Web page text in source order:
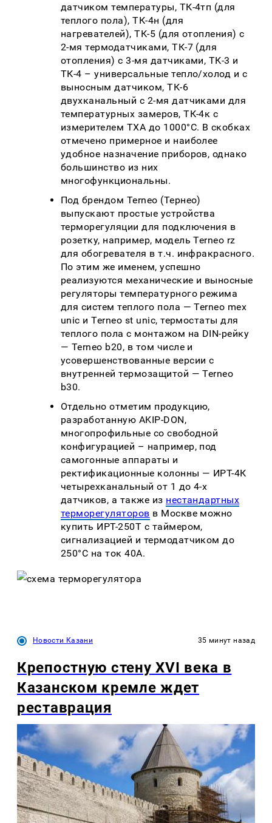
датчиком температуры, ТК-4тп (для
теплого пола), ТК-4н (для
нагревателей), ТК-5 (для отопления) с
2-мя термодатчиками, ТК-7 (для
отопления) с 3-мя датчиками, ТК-3 и
ТК-4 – универсальные тепло/холод и с
выносным датчиком, ТК-6
двухканальный с 2-мя датчиками для
температурных замеров, ТК-4к с
измерителем ТХА до 1000°C. В скобках
отмечено примерное и наиболее
удобное назначение приборов, однако
большинство из них
многофункциональны.
Под брендом Terneo (Тернео)
выпускают простые устройства
терморегуляции для подключения в
розетку, например, модель Terneo rz
для обогревателя в т.ч. инфракрасного.
По этим же именем, успешно
реализуются механические и выносные
регуляторы температурного режима
для систем теплого пола — Terneo mex
unic и Terneo st unic, термостаты для
теплого пола с монтажом на DIN-рейку
— Terneo b20, в том числе и
усовершенствованные версии с
внутренней термозащитой — Terneo
b30.
Отдельно отметим продукцию,
разработанную AKIP-DON,
многопрофильные со свободной
конфигурацией – например, под
самогонные аппараты и
ректификационные колонны — ИРТ-4К
четырехканальный от 1 до 4-х
датчиков, а также из нестандартных
терморегуляторов в Москве можно
купить ИРТ-250Т с таймером,
сигнализацией и термодатчиком до
250°C на ток 40А.
Новости Казани 35 минут назад
Крепостную стену XVI века в
Казанском кремле ждет
реставрация